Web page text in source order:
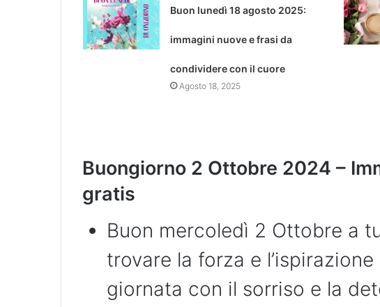
Buon lunedì 18 agosto 2025:
immagini nuove e frasi da
condividere con il cuore
Agosto 18, 2025
Buongiorno 2 Ottobre 2024 –
gratis
Buon mercoledì 2 Ottobre a
trovare la forza e
giornata con il sorriso e la